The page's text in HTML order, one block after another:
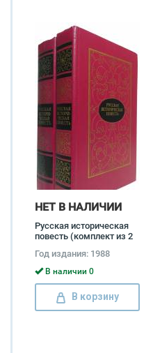
НЕТ В НАЛИЧИИ
Русская историческая
повесть (комплект из 2
Бестужев-Марлинский,
Николай Карамзин,
Николай Лесков
Год издания: 1988
В наличии 0
В корзину